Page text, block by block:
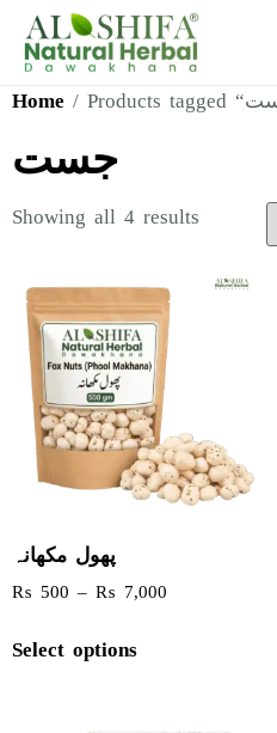
Home
جست
Showing all 4 results
پھول مکھانہ
₨ 500 – ₨ 7,000
Select options